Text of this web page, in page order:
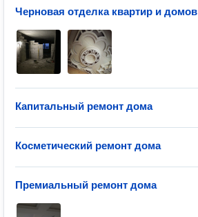
Черновая отделка квартир и домов
Капитальный ремонт дома
Косметический ремонт дома
Премиальный ремонт дома